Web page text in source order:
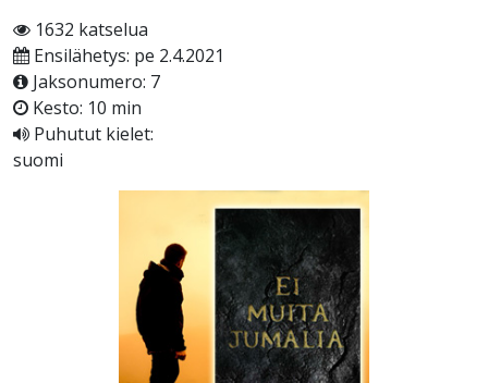
1632 katselua
Ensilähetys: pe 2.4.2021
Jaksonumero: 7
Kesto: 10 min
Puhutut kielet:
suomi